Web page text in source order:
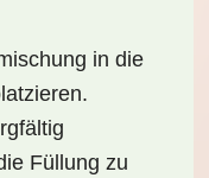
in die
Füllung zu